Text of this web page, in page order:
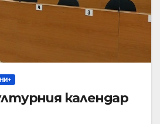
календар